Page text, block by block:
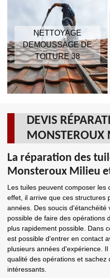
NETTOYAGE
DEMOUSSAGE DE
TOITURE 38
DEVIS
MONSTEROUX
La réparation des
Monsteroux Milieu
Les tuiles peuvent composer les
effet, il arrive que ces structures
années. Des soucis
possible de faire des opérations
plus rapidement possible. Dans
est possible d'entrer en contact
plusieurs années d'expérience.
qualité des opérations et sachez
intéressants.